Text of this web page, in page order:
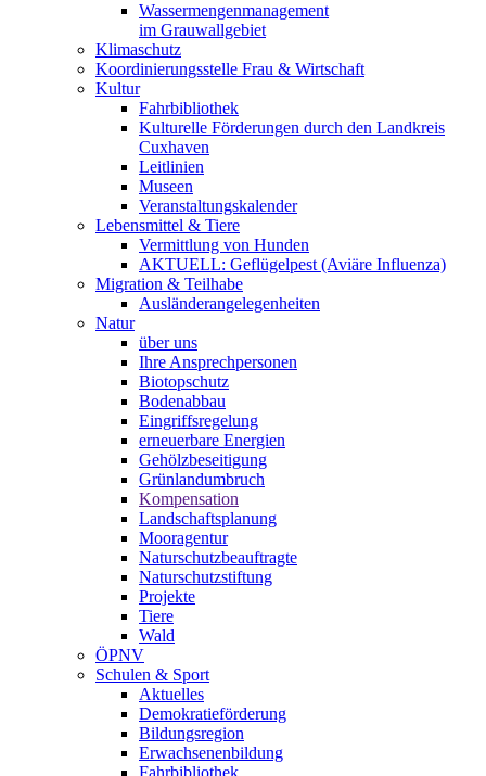
Wassermengenmanagement
im Grauwallgebiet
Klimaschutz
Koordinierungsstelle Frau & Wirtschaft
Kultur
Fahrbibliothek
Kulturelle Förderungen durch den Landkreis
Cuxhaven
Leitlinien
Museen
Veranstaltungskalender
Lebensmittel & Tiere
Vermittlung von Hunden
AKTUELL: Geflügelpest (Aviäre Influenza)
Migration & Teilhabe
Ausländerangelegenheiten
Natur
über uns
Ihre Ansprechpersonen
Biotopschutz
Bodenabbau
Eingriffsregelung
erneuerbare Energien
Gehölzbeseitigung
Grünlandumbruch
Kompensation
Landschaftsplanung
Mooragentur
Naturschutzbeauftragte
Naturschutzstiftung
Projekte
Tiere
Wald
ÖPNV
Schulen & Sport
Aktuelles
Demokratieförderung
Bildungsregion
Erwachsenenbildung
Fahrbibliothek